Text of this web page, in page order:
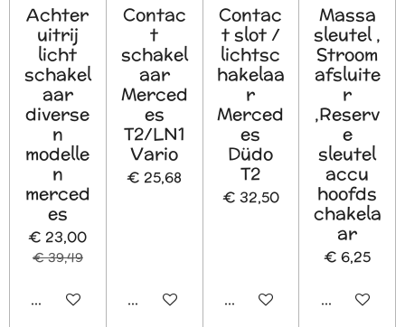
Achter
uitrij
licht
schakel
aar
diverse
n
modelle
n
merced
es
€ 23,00
€ 39,49
In winkelwagen
Contac
t
schakel
aar
Merced
es
T2/LN1
Vario
€ 25,68
In winkelwagen
Contac
t slot /
lichtsc
hakelaa
r
Merced
es
Düdo
T2
€ 32,50
In winkelwagen
Massa
sleutel ,
Stroom
afsluite
r
,Reserv
e
sleutel
accu
hoofds
chakela
ar
€ 6,25
In